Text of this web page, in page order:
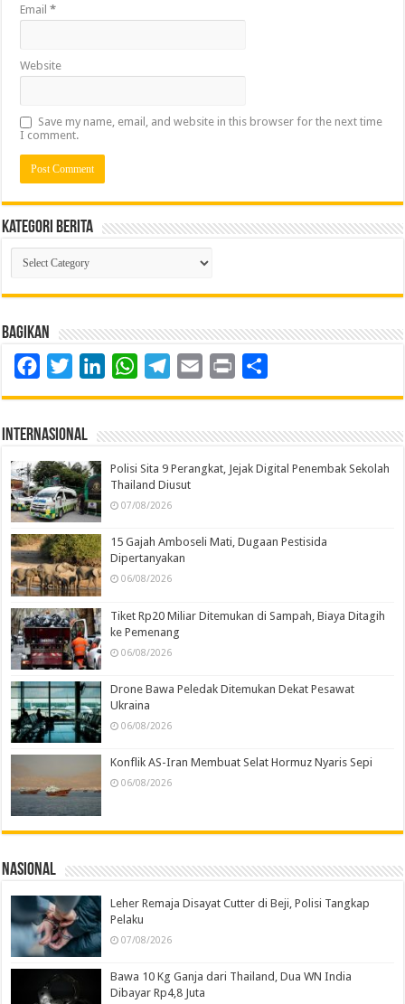
Email*
Website
Save my name, email, and website in this browser for the next time
I comment.
Kategori Berita
Kategori
Berita
Bagikan
FacebookTwitterLinkedInWhatsAppTelegram
Email Print
Internasional
Polisi Sita 9 Perangkat, Jejak Digital Penembak Sekolah
Thailand Diusut
07/08/2026
15 Gajah Amboseli Mati, Dugaan Pestisida
Dipertanyakan
06/08/2026
Tiket Rp20 Miliar Ditemukan di Sampah, Biaya Ditagih
ke Pemenang
06/08/2026
Drone Bawa Peledak Ditemukan Dekat Pesawat
Ukraina
06/08/2026
Konflik AS-Iran Membuat Selat Hormuz Nyaris Sepi
06/08/2026
Nasional
Leher Remaja Disayat Cutter di Beji, Polisi Tangkap
Pelaku
07/08/2026
Bawa 10 Kg Ganja dari Thailand, Dua WN India
Dibayar Rp4,8 Juta